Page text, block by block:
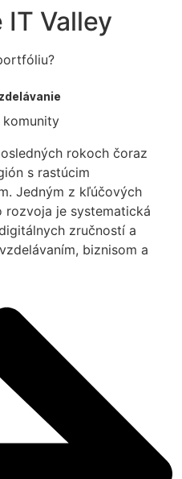
Valley
komunity
rokoch čoraz
s rastúcim
Jedným z kľúčových
rozvoja je systematická
zručností a
biznisom a